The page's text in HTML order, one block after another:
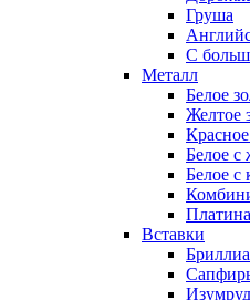
Груша
С
Металл
Белое
Желтое
Белое с
Белое с
Платина
Вставки